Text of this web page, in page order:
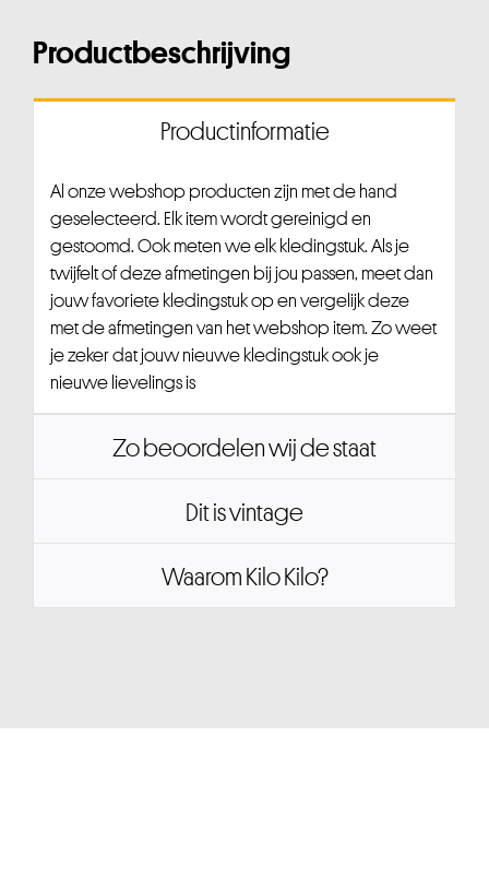
Productbeschrijving
Productinformatie
Al onze webshop producten zijn met de hand
geselecteerd. Elk item wordt gereinigd en
gestoomd. Ook meten we elk kledingstuk. Als je
twijfelt of deze afmetingen bij jou passen, meet dan
jouw favoriete kledingstuk op en vergelijk deze
met de afmetingen van het webshop item. Zo weet
je zeker dat jouw nieuwe kledingstuk ook je
nieuwe lievelings is
Zo beoordelen wij de staat
Dit is vintage
Waarom Kilo Kilo?